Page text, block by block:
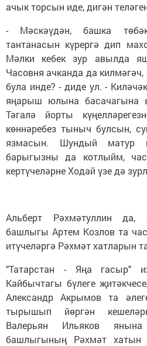
ачык торсын иде, дигән
- Мәскәүдән, башка
тантанасын күрергә дип
Мәлки кебек зур авылда
Часовня ачканда да
була инде? - диде ул. -
яңарыш юлына басачагына
Тәгалә йорты
көннәребез тыныч булсын,
язмасын. Шундый матур
барыгызны да котлыйм,
кертүчеләрне Ходай үзе дә
Альберт Рәхмәтуллин
башлыгы Артем Козлов та
итүчеләргә Рәхмәт хатларын
"Татарстан - Яңа гасыр"
Кайбычтагы бүлеге
Александр Акрымов та
тырышып йөргән
Валерьян Ильяков
башлыгының Рәхмәт